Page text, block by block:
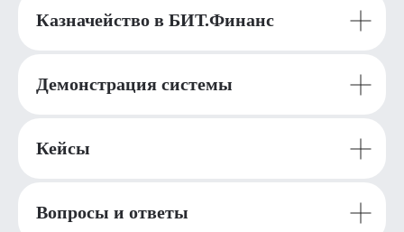
Казначейство в БИТ.Финанс
Демонстрация системы
Кейсы
Вопросы и ответы